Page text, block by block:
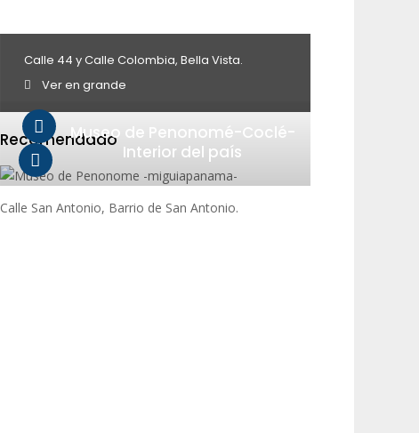
Calle 44 y Calle Colombia, Bella Vista.
Ver en grande
RecomendadoMuseo de Penonomé-Coclé-
Interior del país
Calle San Antonio, Barrio de San Antonio.